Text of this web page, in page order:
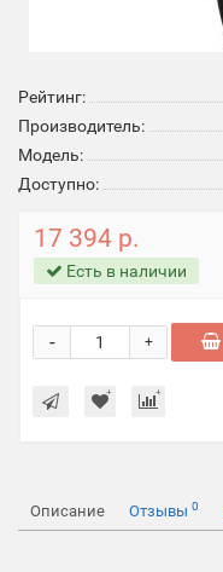
Рейтинг:
Производитель:
Модель:
Доступно:
17 394 р.
Есть в наличии
+
-
Описание Отзывы 0